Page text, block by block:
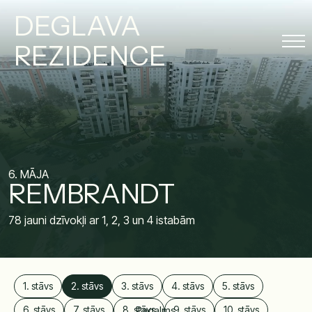
DEGLAVA
REZIDENCE
6. MĀJA
REMBRANDT
78 jauni dzīvokļi ar 1, 2, 3 un 4 istabām
1. stāvs 2. stāvs 3. stāvs 4. stāvs
5. stāvs
6. stāvs
7. stāvs 8. stāvs 9. stāvs 10. stāvs